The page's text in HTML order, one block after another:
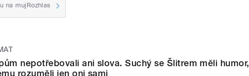
na mujRozhlas
nepotřebovali ani slova. Suchý se Šlitrem měli humor,
rozuměli jen oni sami